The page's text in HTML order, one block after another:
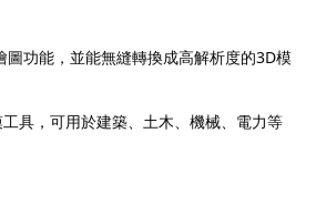
圖功能，並能無縫轉換成高解析度的3D模
具，可用於建築、土木、機械、電力等